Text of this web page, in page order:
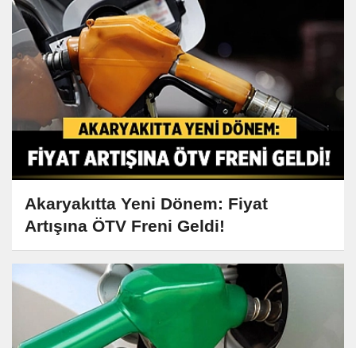
Akaryakıtta Yeni Dönem: Fiyat
Artışına ÖTV Freni Geldi!